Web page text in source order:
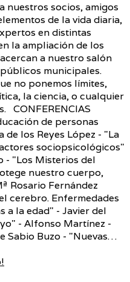
nuestros socios, amigos
de la vida diaria,
en distintas
la ampliación de los
a nuestro salón
municipales.
no ponemos límites,
la ciencia, o cualquier
CONFERENCIAS
de personas
los Reyes López - "La
sociopsicológicos"
- "Los Misterios del
nuestro cuerpo,
Rosario Fernández
cerebro. Enfermedades
a la edad" - Javier del
- Alfonso Martínez -
Sabio Buzo - "Nuevas…